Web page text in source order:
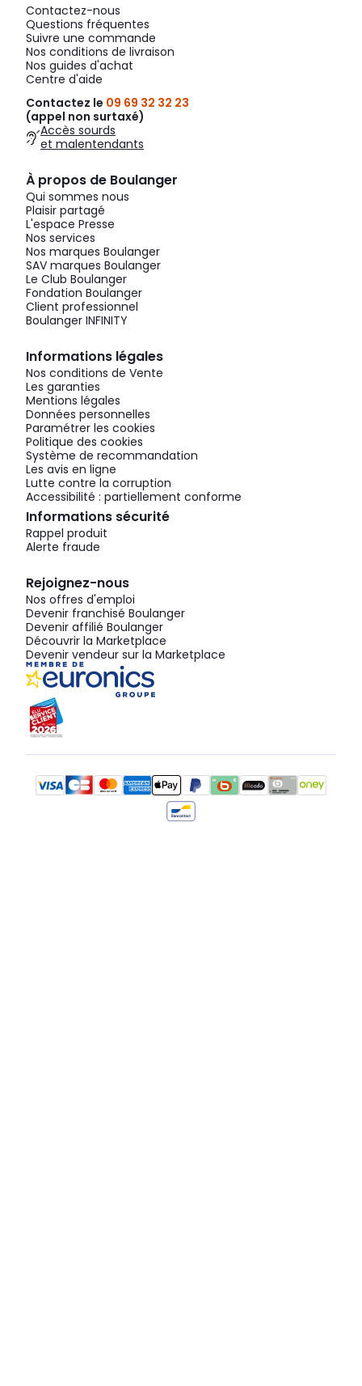
Contactez-nous
Questions fréquentes
Suivre une commande
Nos conditions de livraison
Nos guides d'achat
Centre d'aide
Contactez le 09 69 32 32 23
(appel non surtaxé)
Accès sourds
et malentendants
À propos de Boulanger
Qui sommes nous
Plaisir partagé
L'espace Presse
Nos services
Nos marques Boulanger
SAV marques Boulanger
Le Club Boulanger
Fondation Boulanger
Client professionnel
Boulanger INFINITY
Informations légales
Nos conditions de Vente
Les garanties
Mentions légales
Données personnelles
Paramétrer les cookies
Politique des cookies
Système de recommandation
Les avis en ligne
Lutte contre la corruption
Accessibilité : partiellement conforme
Informations sécurité
Rappel produit
Alerte fraude
Rejoignez-nous
Nos offres d'emploi
Devenir franchisé Boulanger
Devenir affilié Boulanger
Découvrir la Marketplace
Devenir vendeur sur la Marketplace